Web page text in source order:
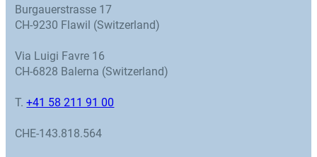
Burgauerstrasse 17
CH-9230 Flawil (Switzerland)
Via Luigi Favre 16
CH-6828 Balerna (Switzerland)
T.+41 58 211 91 00
CHE-143.818.564